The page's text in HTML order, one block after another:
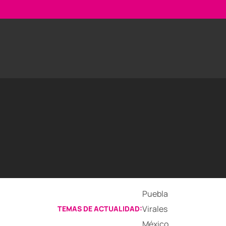
TEMAS DE ACTUALIDAD:
Puebla
Virales
México